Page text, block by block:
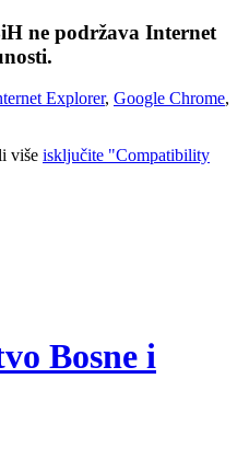
ne podržava Internet
Explorer, Google Chrome,
više isključite "Compatibility
Bosne i